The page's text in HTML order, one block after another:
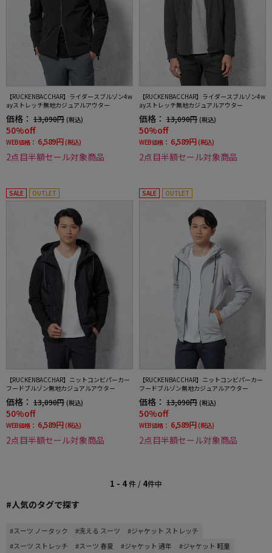
【RUCKENBACCHAR】ライダースブルゾン4w
ayストレッチ無地カジュアルアウター
価格： 13,090円 (税込)
50%off
WEB価格： 6,589円 (税込)
2点目半額セール対象商品
【RUCKENBACCHAR】ライダースブルゾン4w
ayストレッチ無地カジュアルアウター
価格： 13,090円 (税込)
50%off
WEB価格： 6,589円 (税込)
2点目半額セール対象商品
SALE OUTLET
【RUCKENBACCHAR】ニットコンビパーカー
フードブルゾン無地カジュアルアウター
価格： 13,090円 (税込)
50%off
WEB価格： 6,589円 (税込)
2点目半額セール対象商品
SALE OUTLET
【RUCKENBACCHAR】ニットコンビパーカー
フードブルゾン無地カジュアルアウター
価格： 13,090円 (税込)
50%off
WEB価格： 6,589円 (税込)
2点目半額セール対象商品
1 - 4件 / 4件中
#人気のタグで探す
#スーツ ノータック #洗える スーツ
#ジャケット ストレッチ
#スーツ ストレッチ
#スーツ 春夏 #ジャケット 通年
#ジャケット 軽量